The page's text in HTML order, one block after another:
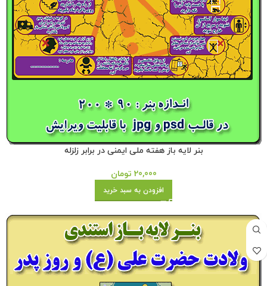
بنر لایه باز هفته ملی ایمنی در برابر زلزله
20,000 تومان
افزودن به سبد خرید